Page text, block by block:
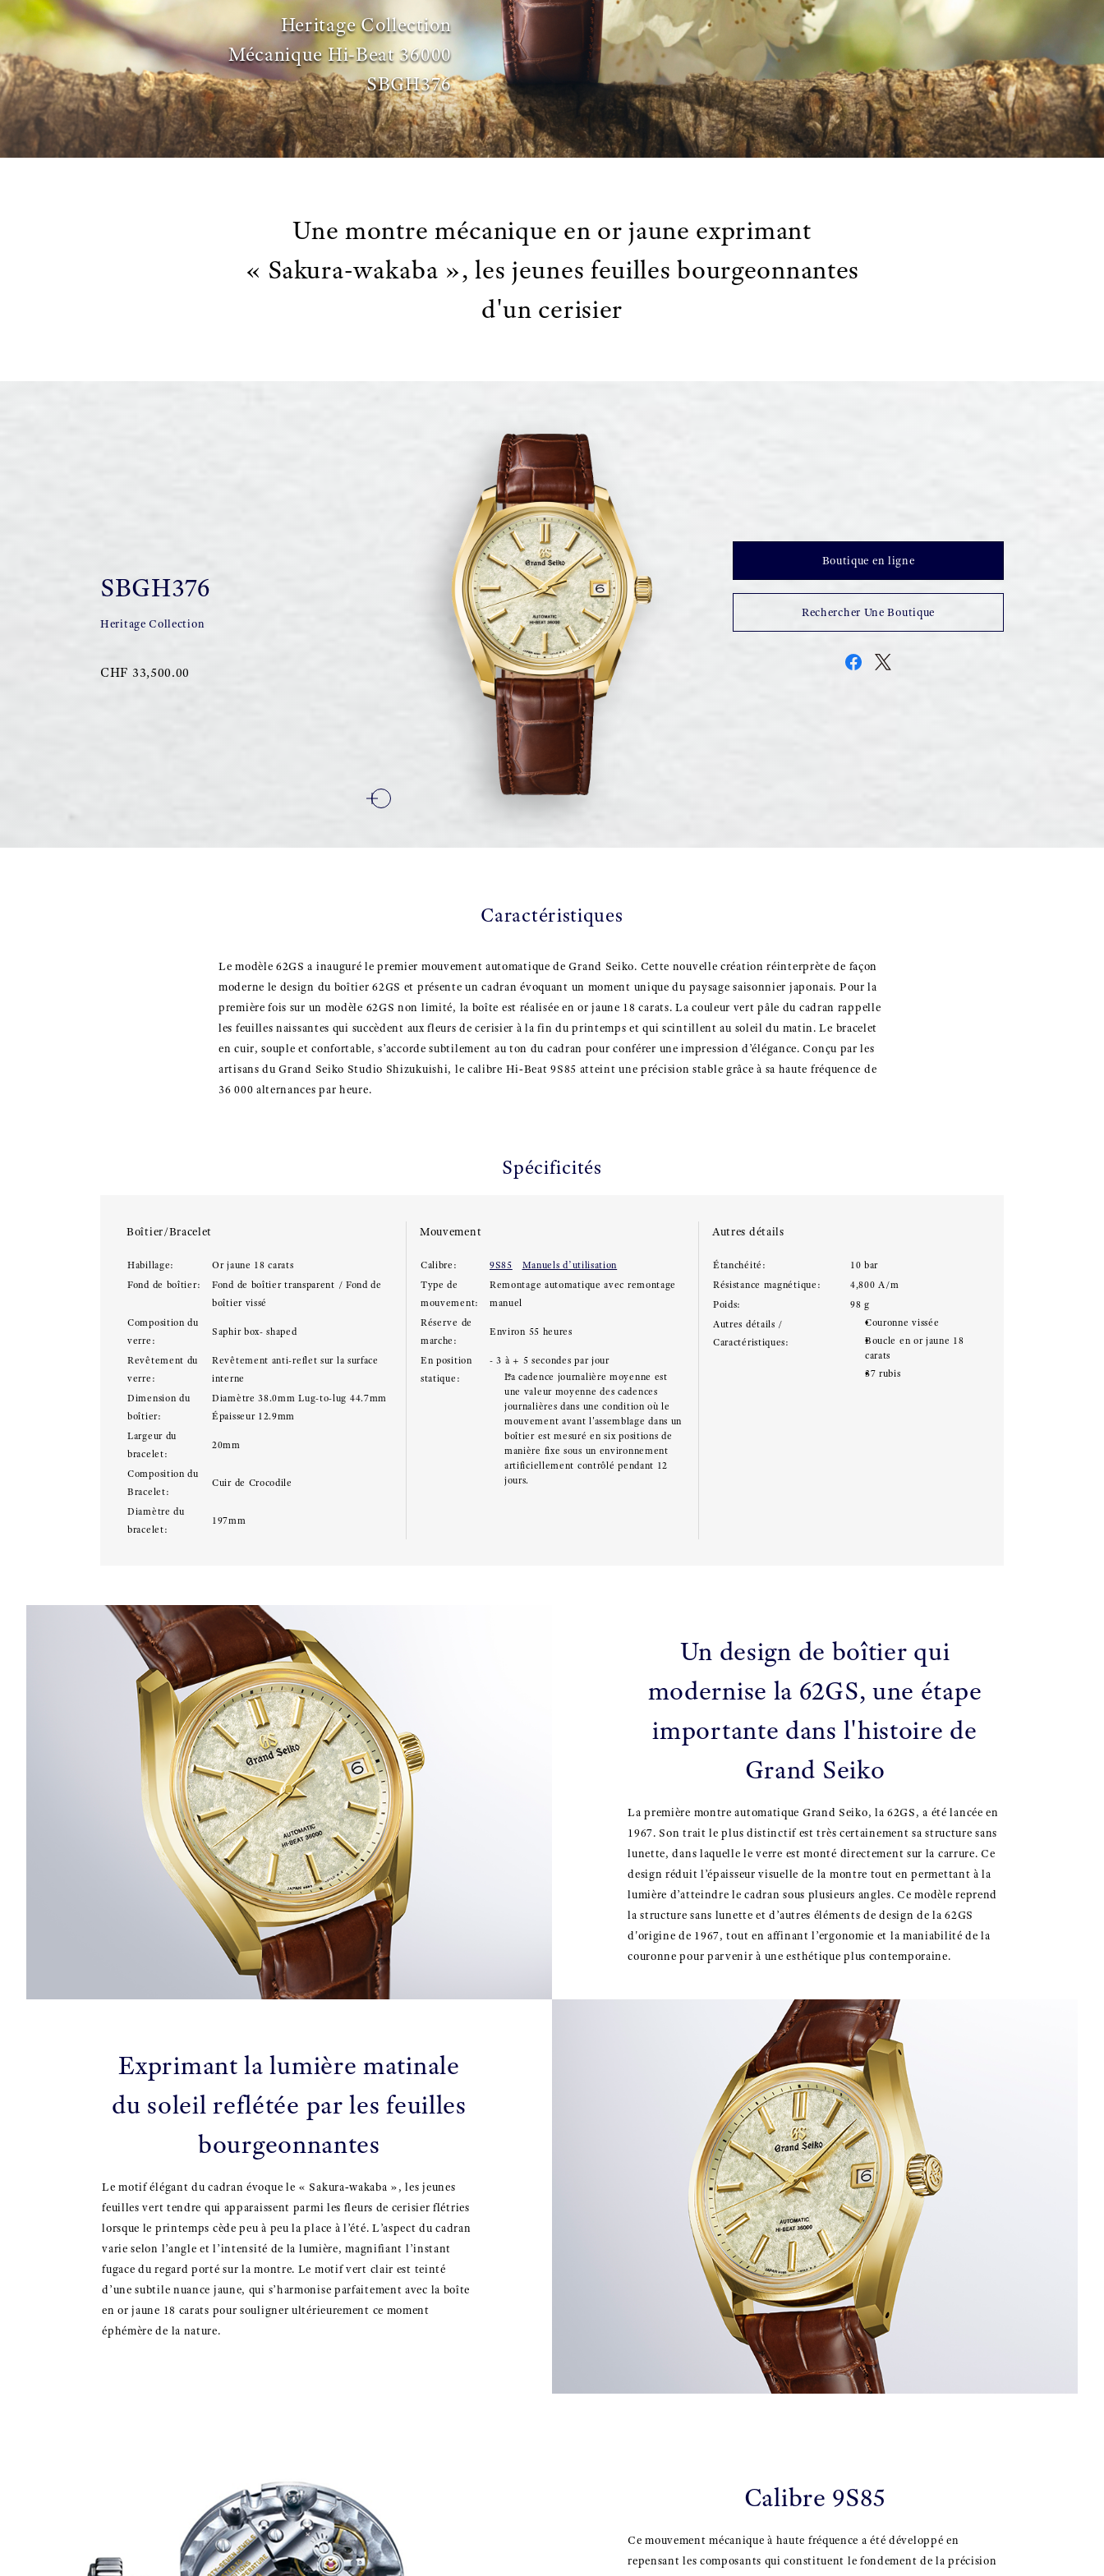
Heritage Collection
Mécanique Hi-Beat 36000
SBGH376
Une montre mécanique en or jaune exprimant
« Sakura-wakaba », les jeunes feuilles bourgeonnantes
d'un cerisier
SBGH376
Heritage Collection
CHF 33,500.00
Boutique en ligne
Rechercher Une Boutique
Caractéristiques
Le modèle 62GS a inauguré le premier mouvement automatique de Grand Seiko. Cette nouvelle création réinterprète de façon
moderne le design du boîtier 62GS et présente un cadran évoquant un moment unique du paysage saisonnier japonais. Pour la
première fois sur un modèle 62GS non limité, la boîte est réalisée en or jaune 18 carats. La couleur vert pâle du cadran rappelle
les feuilles naissantes qui succèdent aux fleurs de cerisier à la fin du printemps et qui scintillent au soleil du matin. Le bracelet
en cuir, souple et confortable, s’accorde subtilement au ton du cadran pour conférer une impression d’élégance. Conçu par les
artisans du Grand Seiko Studio Shizukuishi, le calibre Hi‑Beat 9S85 atteint une précision stable grâce à sa haute fréquence de
36 000 alternances par heure.
Spécificités
Boîtier/Bracelet
Habillage:
Or jaune 18 carats
Fond de boîtier:
Fond de boîtier transparent / Fond de
boîtier vissé
Composition du
verre:
Saphir box- shaped
Revêtement du
verre:
Revêtement anti-reflet sur la surface
interne
Dimension du
boîtier:
Diamètre 38.0mm Lug-to-lug 44.7mm
Épaisseur 12.9mm
Largeur du
bracelet:
20mm
Composition du
Bracelet:
Cuir de Crocodile
Diamètre du
bracelet:
197mm
Mouvement
Calibre: 9S85
Manuels d’utilisation
Type de
mouvement:
Remontage automatique avec remontage
manuel
Réserve de
marche:
Environ 55 heures
En position
statique:
- 3 à + 5 secondes par jour
La cadence journalière moyenne est
une valeur moyenne des cadences
journalières dans une condition où le
mouvement avant l'assemblage dans un
boîtier est mesuré en six positions de
manière fixe sous un environnement
artificiellement contrôlé pendant 12
jours.
Autres détails
Étanchéité:
10 bar
Résistance magnétique:
4,800 A/m
Poids:
98 g
Autres détails /
Caractéristiques:
Couronne vissée
Boucle en or jaune 18
carats
37 rubis
Un design de boîtier qui
modernise la 62GS, une étape
importante dans l'histoire de
Grand Seiko
La première montre automatique Grand Seiko, la 62GS, a été lancée en
1967. Son trait le plus distinctif est très certainement sa structure sans
lunette, dans laquelle le verre est monté directement sur la carrure. Ce
design réduit l’épaisseur visuelle de la montre tout en permettant à la
lumière d’atteindre le cadran sous plusieurs angles. Ce modèle reprend
la structure sans lunette et d’autres éléments de design de la 62GS
d'origine de 1967, tout en affinant l’ergonomie et la maniabilité de la
couronne pour parvenir à une esthétique plus contemporaine.
Exprimant la lumière matinale
du soleil reflétée par les feuilles
bourgeonnantes
Le motif élégant du cadran évoque le « Sakura‑wakaba », les jeunes
feuilles vert tendre qui apparaissent parmi les fleurs de cerisier flétries
lorsque le printemps cède peu à peu la place à l’été. L’aspect du cadran
varie selon l’angle et l’intensité de la lumière, magnifiant l’instant
fugace du regard porté sur la montre. Le motif vert clair est teinté
d’une subtile nuance jaune, qui s’harmonise parfaitement avec la boîte
en or jaune 18 carats pour souligner ultérieurement ce moment
éphémère de la nature.
Calibre 9S85
Ce mouvement mécanique à haute fréquence a été développé en
repensant les composants qui constituent le fondement de la précision